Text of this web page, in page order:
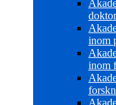
inom
inom